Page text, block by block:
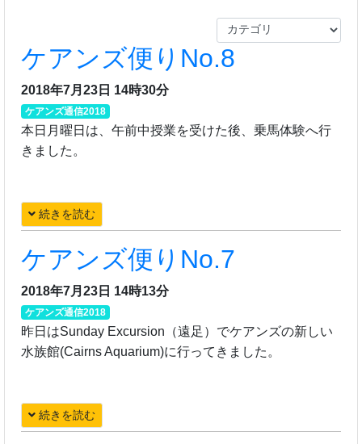
ケアンズ便りNo.8
2018年7月23日 14時30分
ケアンズ通信2018
本日月曜日は、午前中授業を受けた後、乗馬体験へ行
きました。
続きを読む
ケアンズ便りNo.7
2018年7月23日 14時13分
ケアンズ通信2018
昨日はSunday Excursion（遠足）でケアンズの新しい
水族館(Cairns Aquarium)に行ってきました。
続きを読む